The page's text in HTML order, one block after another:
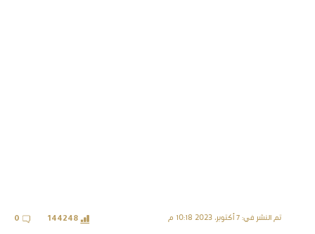
تم النشر في: 7 أكتوبر، 2023 10:18 م 144248
0